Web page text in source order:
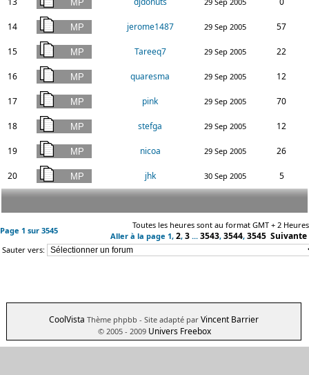
14 jerome1487 29 Sep 2005 57
15 Tareeq7 29 Sep 2005 22
16 quaresma 29 Sep 2005 12
17 pink 29 Sep 2005 70
18 stefga 29 Sep 2005 12
19 nicoa 29 Sep 2005 26
20 jhk 30 Sep 2005 5
Page 1 sur 3545
Toutes les heures sont au format GMT + 2 Heures
Aller à la page 1, 2, 3 ... 3543, 3544, 3545 Suivante
Sauter vers:
CoolVista Thème phpbb - Site adapté par Vincent Barrier
© 2005 - 2009 Univers Freebox